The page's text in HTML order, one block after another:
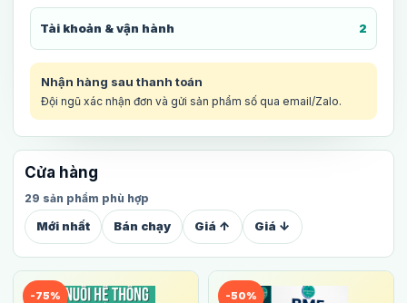
Tài khoản & vận hành 2
Nhận hàng sau thanh toán
Đội ngũ xác nhận đơn và gửi sản phẩm số qua email/Zalo.
Cửa hàng
29 sản phẩm phù hợp
Mới nhất Bán chạy Giá ↑ Giá ↓
-75% -50%